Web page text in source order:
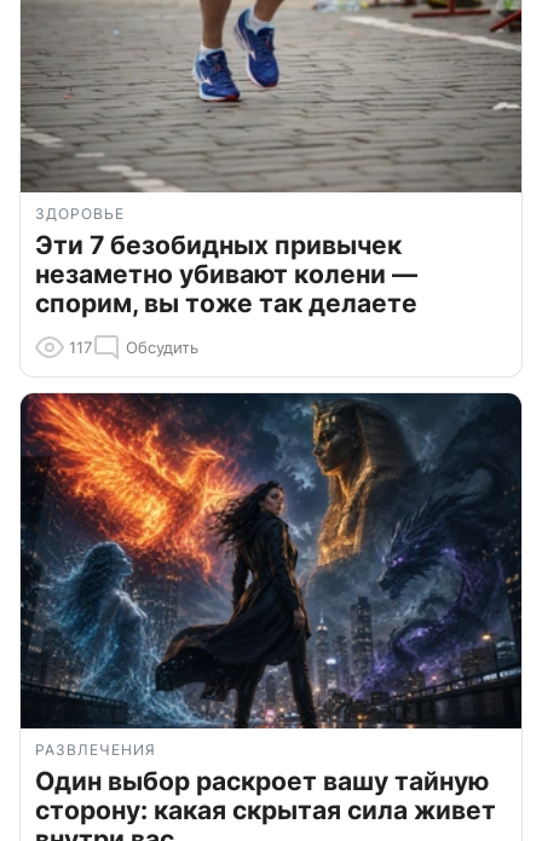
ЗДОРОВЬЕ
Эти 7 безобидных привычек
незаметно убивают колени —
спорим, вы тоже так делаете
117 Обсудить
РАЗВЛЕЧЕНИЯ
Один выбор раскроет вашу тайную
сторону: какая скрытая сила живет